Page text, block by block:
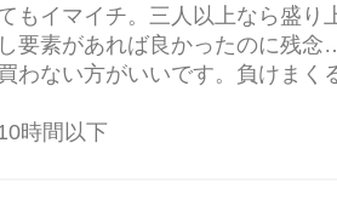
もイマイチ。三人以上なら盛り
要素があれば良かったのに残
わない方がいいです。負けまく
時間以下